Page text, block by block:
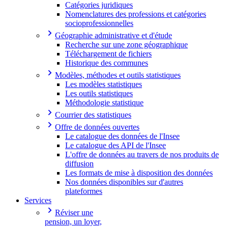
Catégories juridiques
Nomenclatures des professions et catégories
socioprofessionnelles
Géographie administrative et d'étude
Recherche sur une zone géographique
Téléchargement de fichiers
Historique des communes
Modèles, méthodes et outils statistiques
Les modèles statistiques
Les outils statistiques
Méthodologie statistique
Courrier des statistiques
Offre de données ouvertes
Le catalogue des données de l'Insee
Le catalogue des API de l'Insee
L'offre de données au travers de nos produits de
diffusion
Les formats de mise à disposition des données
Nos données disponibles sur d'autres
plateformes
Services
Réviser une
pension, un loyer,